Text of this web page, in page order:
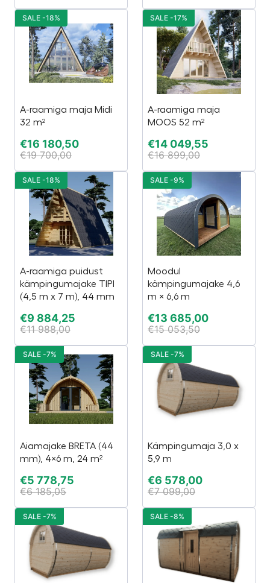
A-raamiga maja Midi
32 m²
€16 180,50
€19 700,00
SALE -18%
A-raamiga maja
MOOS 52 m²
€14 049,55
€16 899,00
SALE -17%
A-raamiga puidust
kämpingumajake TIPI
(4,5 m x 7 m), 44 mm
€9 884,25
€11 988,00
SALE -18%
Moodul
kämpingumajake 4,6
m × 6,6 m
€13 685,00
€15 053,50
SALE -9%
Aiamajake BRETA (44
mm), 4×6 m, 24 m²
€5 778,75
€6 185,05
SALE -7%
Kämpingumaja 3,0 x
5,9 m
€6 578,00
€7 099,00
SALE -7%
SALE -7% SALE -8%